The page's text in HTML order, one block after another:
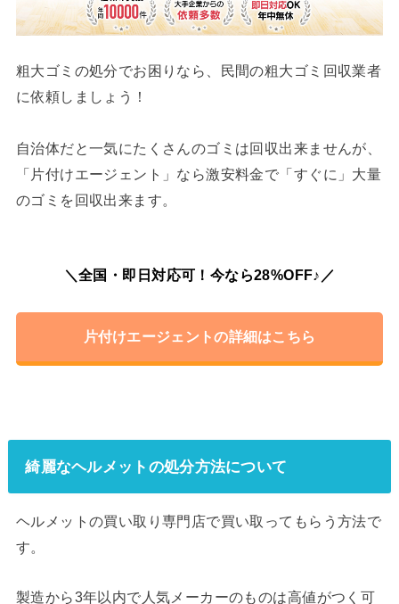
粗大ゴミの処分でお困りなら、民間の粗大ゴミ回収業者
に依頼しましょう！
自治体だと一気にたくさんのゴミは回収出来ませんが、
「片付けエージェント」なら激安料金で「すぐに」大量
のゴミを回収出来ます。
＼全国・即日対応可！今なら28%OFF♪／
片付けエージェントの詳細はこちら
綺麗なヘルメットの処分方法について
ヘルメットの買い取り専門店で買い取ってもらう方法で
す。
製造から3年以内で人気メーカーのものは高値がつく可